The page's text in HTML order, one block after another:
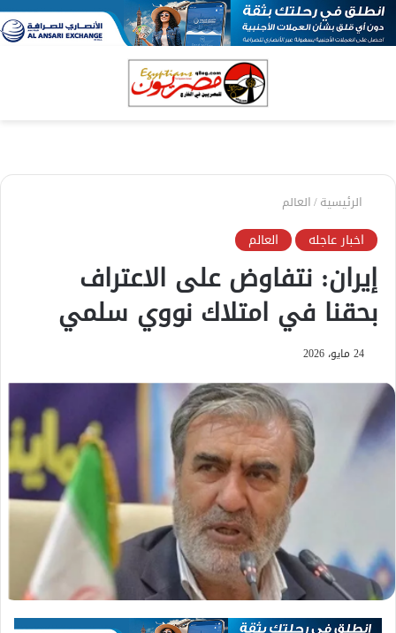
الرئيسية/العالم
اخبار عاجله العالم
إيران: نتفاوض على الاعتراف
بحقنا في امتلاك نووي سلمي
24 مايو، 2026